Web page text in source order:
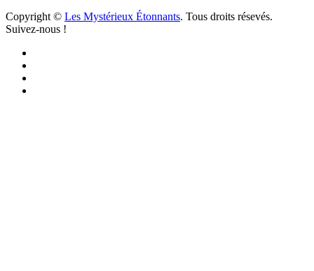
Copyright © Les Mystérieux Étonnants. Tous droits résevés.
Suivez-nous !